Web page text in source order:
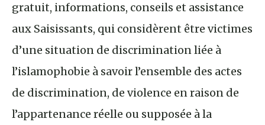
gratuit, informations, conseils et assistance
aux Saisissants, qui considèrent être victimes
d’une situation de discrimination liée à
l’islamophobie à savoir l’ensemble des actes
de discrimination, de violence en raison de
l’appartenance réelle ou supposée à la